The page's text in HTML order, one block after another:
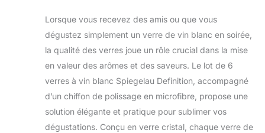
Lorsque vous recevez des amis ou que vous
dégustez simplement un verre de vin blanc en soirée,
la qualité des verres joue un rôle crucial dans la mise
en valeur des arômes et des saveurs. Le lot de 6
verres à vin blanc Spiegelau Definition, accompagné
d’un chiffon de polissage en microfibre, propose une
solution élégante et pratique pour sublimer vos
dégustations. Conçu en verre cristal, chaque verre de